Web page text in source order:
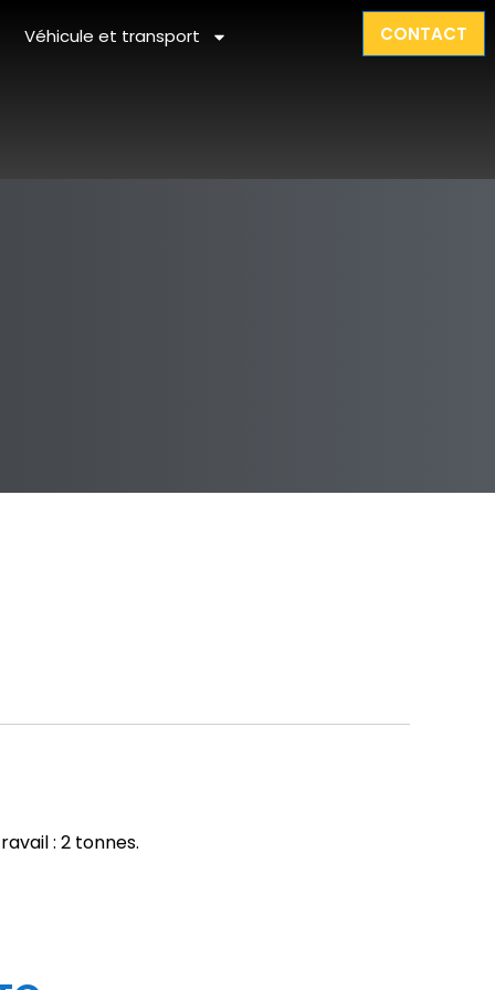
Véhicule et transport CONTACT
: 2 tonnes.